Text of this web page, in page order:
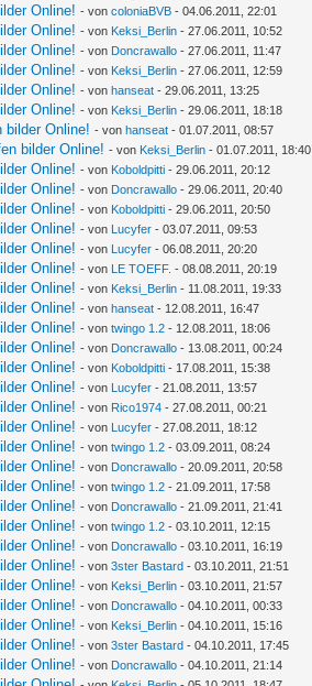
Online! - voncoloniaBVB - 04.06.2011, 22:01
Online! - von Keksi_Berlin - 27.06.2011, 10:52
Online! - von Doncrawallo - 27.06.2011, 11:47
Online! - von Keksi_Berlin - 27.06.2011, 12:59
Online! - vonhanseat - 29.06.2011, 13:25
Online! - von Keksi_Berlin - 29.06.2011, 18:18
bilder Online! - vonhanseat - 01.07.2011, 08:57
bilder Online! - von Keksi_Berlin - 01.07.2011, 18:40
Online! - von Koboldpitti - 29.06.2011, 20:12
Online! - von Doncrawallo - 29.06.2011, 20:40
Online! - von Koboldpitti - 29.06.2011, 20:50
Online! - von Lucyfer - 03.07.2011, 09:53
Online! - von Lucyfer - 06.08.2011, 20:20
Online! - von LE TOEFF. - 08.08.2011, 20:19
Online! - von Keksi_Berlin - 11.08.2011, 19:33
Online! - vonhanseat - 12.08.2011, 16:47
Online! - vontwingo 1.2 - 12.08.2011, 18:06
Online! - von Doncrawallo - 13.08.2011, 00:24
Online! - von Koboldpitti - 17.08.2011, 15:38
Online! - von Lucyfer - 21.08.2011, 13:57
Online! - von Rico1974 - 27.08.2011, 00:21
Online! - von Lucyfer - 27.08.2011, 18:12
Online! - vontwingo 1.2 - 03.09.2011, 08:24
Online! - von Doncrawallo - 20.09.2011, 20:58
Online! - vontwingo 1.2 - 21.09.2011, 17:58
Online! - von Doncrawallo - 21.09.2011, 21:41
Online! - vontwingo 1.2 - 03.10.2011, 12:15
Online! - von Doncrawallo - 03.10.2011, 16:19
Online! - von3ster Bastard - 03.10.2011, 21:51
Online! - von Keksi_Berlin - 03.10.2011, 21:57
Online! - von Doncrawallo - 04.10.2011, 00:33
Online! - von Keksi_Berlin - 04.10.2011, 15:16
Online! - von3ster Bastard - 04.10.2011, 17:45
Online! - von Doncrawallo - 04.10.2011, 21:14